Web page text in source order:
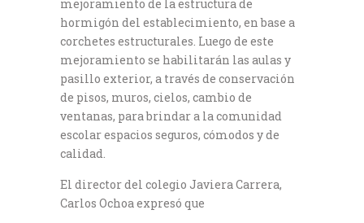
mejoramiento de la estructura de
hormigón del establecimiento, en base a
corchetes estructurales. Luego de este
mejoramiento se habilitarán las aulas y
pasillo exterior, a través de conservación
de pisos, muros, cielos, cambio de
ventanas, para brindar a la comunidad
escolar espacios seguros, cómodos y de
calidad.
El director del colegio Javiera Carrera,
Carlos Ochoa expresó que